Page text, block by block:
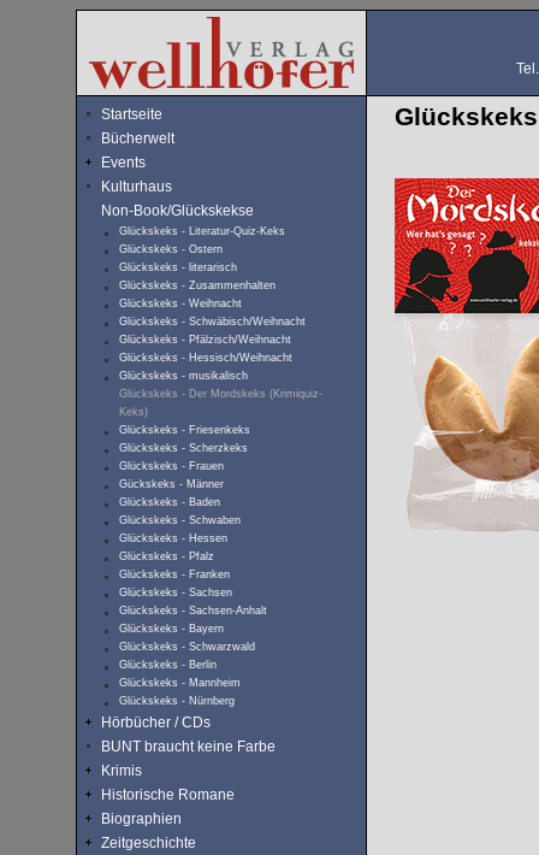
Startseite
Bücherwelt
Events
Kulturhaus
Non-Book/Glückskekse
Glückskeks - Literatur-Quiz-Keks
Glückskeks - Ostern
Glückskeks - literarisch
Glückskeks - Zusammenhalten
Glückskeks - Weihnacht
Glückskeks - Schwäbisch/Weihnacht
Glückskeks - Pfälzisch/Weihnacht
Glückskeks - Hessisch/Weihnacht
Glückskeks - musikalisch
Glückskeks - Der Mordskeks (Krimiquiz-
Keks)
Glückskeks - Friesenkeks
Glückskeks - Scherzkeks
Glückskeks - Frauen
Gückskeks - Männer
Glückskeks - Baden
Glückskeks - Schwaben
Glückskeks - Hessen
Glückskeks - Pfalz
Glückskeks - Franken
Glückskeks - Sachsen
Glückskeks - Sachsen-Anhalt
Glückskeks - Bayern
Glückskeks - Schwarzwald
Glückskeks - Berlin
Glückskeks - Mannheim
Glückskeks - Nürnberg
Hörbücher / CDs
BUNT braucht keine Farbe
Krimis
Historische Romane
Biographien
Zeitgeschichte